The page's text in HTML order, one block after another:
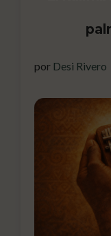
por Desi Rivero